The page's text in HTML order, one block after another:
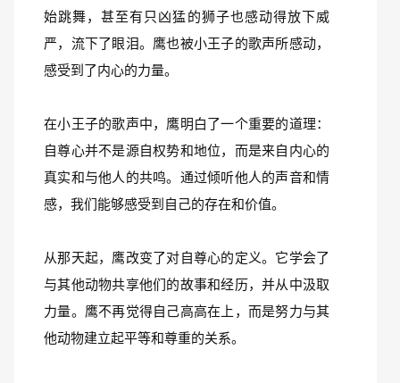
始跳舞，甚至有只凶猛的狮子也感动得放下威
严，流下了眼泪。鹰也被小王子的歌声所感动，
感受到了内心的力量。
在小王子的歌声中，鹰明白了一个重要的道理：
自尊心并不是源自权势和地位，而是来自内心的
真实和与他人的共鸣。通过倾听他人的声音和情
感，我们能够感受到自己的存在和价值。
从那天起，鹰改变了对自尊心的定义。它学会了
与其他动物共享他们的故事和经历，并从中汲取
力量。鹰不再觉得自己高高在上，而是努力与其
他动物建立起平等和尊重的关系。